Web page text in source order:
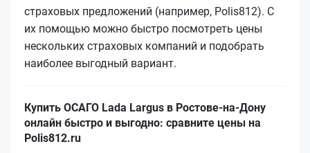
страховых предложений (например, Polis812). С
их помощью можно быстро посмотреть цены
нескольких страховых компаний и подобрать
наиболее выгодный вариант.
Купить ОСАГО Lada Largus в Ростове-на-Дону
онлайн быстро и выгодно: сравните цены на
Polis812.ru